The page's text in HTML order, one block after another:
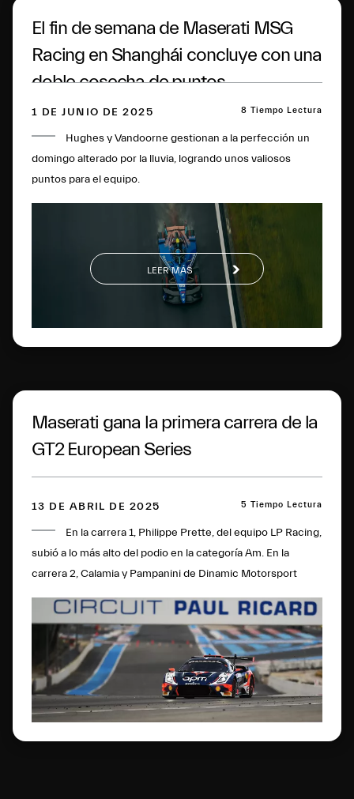
El fin de semana de Maserati MSG
Racing en Shanghái concluye con una
doble cosecha de puntos
1 DE JUNIO DE 2025 8 Tiempo Lectura
Hughes y Vandoorne gestionan a la perfección un
domingo alterado por la lluvia, logrando unos valiosos
puntos para el equipo.
LEER MÁS
Maserati gana la primera carrera de la
GT2 European Series
13 DE ABRIL DE 2025 5 Tiempo Lectura
En la carrera 1, Philippe Prette, del equipo LP Racing,
subió a lo más alto del podio en la categoría Am. En la
carrera 2, Calamia y Pampanini de Dinamic Motorsport